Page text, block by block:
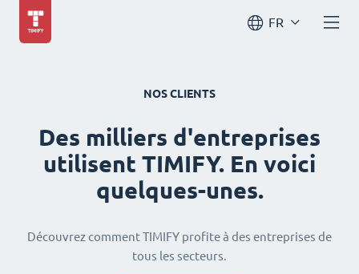
FR
NOS CLIENTS
Des milliers d'entreprises
utilisent TIMIFY. En voici
quelques-unes.
Découvrez comment TIMIFY profite à des entreprises de
tous les secteurs.